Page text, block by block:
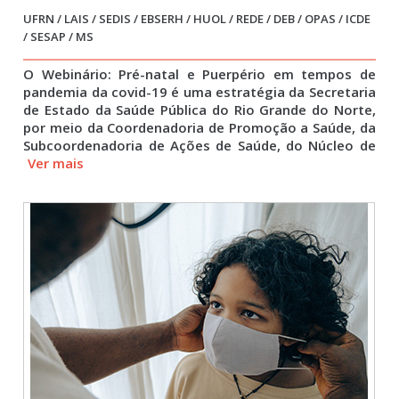
UFRN / LAIS / SEDIS / EBSERH / HUOL / REDE / DEB / OPAS / ICDE
/ SESAP / MS
O Webinário: Pré-natal e Puerpério em tempos de
pandemia da covid-19 é uma estratégia da Secretaria
de Estado da Saúde Pública do Rio Grande do Norte,
por meio da Coordenadoria de Promoção a Saúde, da
Subcoordenadoria de Ações de Saúde, do Núcleo de
Ver mais